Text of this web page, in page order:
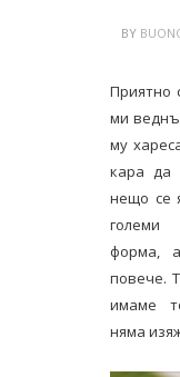
BY
Приятно
ми
му
кара да
нещо се
големи
форма,
повече.
имаме
няма